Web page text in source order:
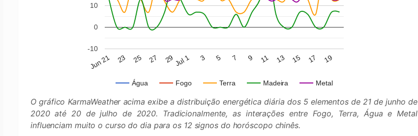
Água Fogo Terra Madeira Metal
Jun 21 23 25 27 29 Jul 1 3 5 7 9 11 13 15 17 19
-10
0
10
O gráfico KarmaWeather acima exibe a distribuição energética diária dos 5 elementos de 21 de junho de
2020 até 20 de julho de 2020. Tradicionalmente, as interações entre Fogo, Terra, Água e Metal
influenciam muito o curso do dia para os 12 signos do horóscopo chinês.